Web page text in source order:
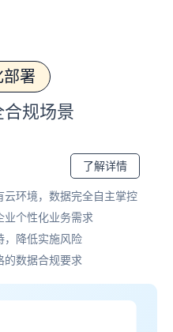
署
规场景
了解详情
云环境，数据完全自主掌控
业个性化业务需求
，降低实施风险
的数据合规要求